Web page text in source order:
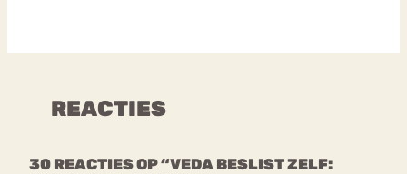
REACTIES
30 REACTIES OP “VEDA BESLIST ZELF: